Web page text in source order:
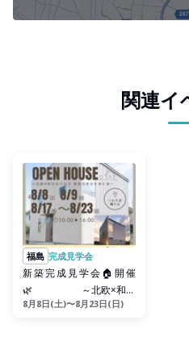
関連イ
福島 完成見学会
新築完成見学会🏠開催
🌿 ～北欧×和が
おりなす 家族の幸せを育
8月8日(土)〜8月23日(日)